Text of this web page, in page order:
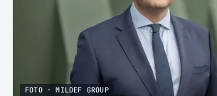
FOTO · MILDEF GROUP